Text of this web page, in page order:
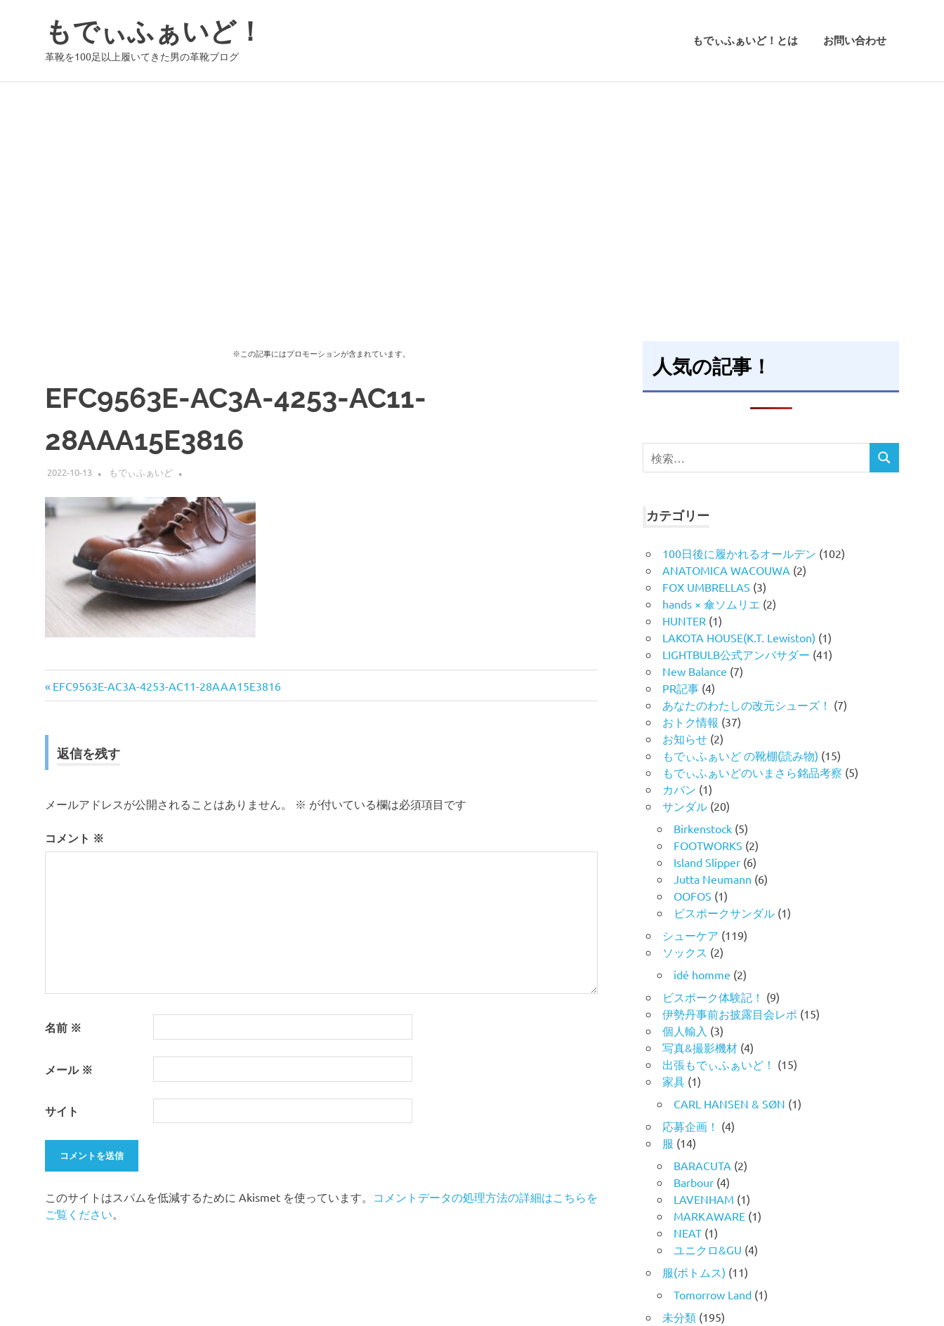
もでぃふぁいど！
革靴を100足以上履いてきた男の革靴ブログ
もでぃふぁいど！とは お問い合わせ
※この記事にはプロモーションが含まれています。
EFC9563E-AC3A-4253-AC11-
28AAA15E3816
2022-10-13 もでぃふぁいど
投
ナ
ゲ
ー
前
の
EFC9563E-AC3A-4253-AC11-28AAA15E3816
返信を残す
メールアドレスが公開されることはありません。 ※ が付いている欄は必須項目です
コメント ※
名前 ※
メール ※
サイト
このサイトはスパムを低減するために Akismet を使っています。 コメントデータの処理方法の詳細はこちらを
ご覧ください。
人気の記事！
検
索
検
カテゴリー
100日後に履かれるオールデン (102)
ANATOMICA WACOUWA (2)
FOX UMBRELLAS (3)
hands × 傘ソムリエ (2)
HUNTER (1)
LAKOTA HOUSE(K.T. Lewiston) (1)
LIGHTBULB公式アンバサダー (41)
New Balance (7)
PR記事 (4)
あなたのわたしの改元シューズ！ (7)
おトク情報 (37)
お知らせ (2)
もでぃふぁいど の靴棚(読み物) (15)
もでぃふぁいどのいまさら銘品考察 (5)
カバン (1)
サンダル (20)
Birkenstock (5)
FOOTWORKS (2)
Island Slipper (6)
Jutta Neumann (6)
OOFOS (1)
ビスポークサンダル (1)
シューケア (119)
ソックス (2)
idé homme (2)
ビスポーク体験記！ (9)
伊勢丹事前お披露目会レポ (15)
個人輸入 (3)
写真&撮影機材 (4)
出張もでぃふぁいど！ (15)
家具 (1)
CARL HANSEN & SØN (1)
応募企画！ (4)
服 (14)
BARACUTA (2)
Barbour (4)
LAVENHAM (1)
MARKAWARE (1)
NEAT (1)
ユニクロ&GU (4)
服(ボトムス) (11)
Tomorrow Land (1)
未分類 (195)